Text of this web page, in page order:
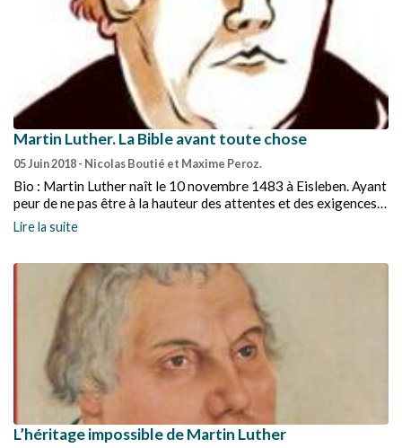
Martin Luther. La Bible avant toute chose
05 Juin 2018- Nicolas Boutié et Maxime Peroz.
Bio : Martin Luther naît le 10 novembre 1483 à Eisleben. Ayant
peur de ne pas être à la hauteur des attentes et des exigences
de Dieu, il découvre dans la Bible, dans l’Épître de Paul aux
Romains, une source de paix.
Lire la suite
L’héritage impossible de Martin Luther